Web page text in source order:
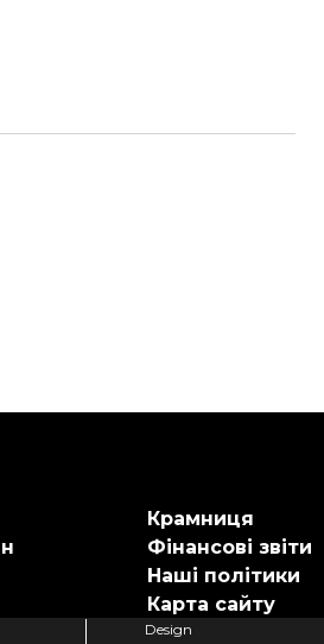
Крамниця
Фінансові звіти
Наші політики
Карта сайту
Design